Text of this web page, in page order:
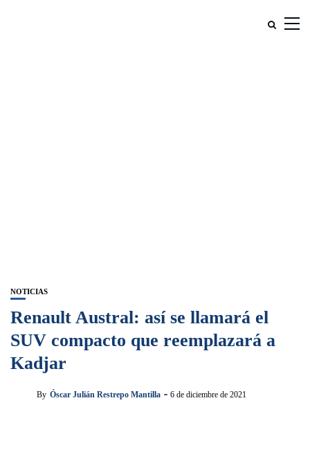
NOTICIAS
Renault Austral: así se llamará el
SUV compacto que reemplazará a
Kadjar
By Óscar Julián Restrepo Mantilla 6 de diciembre de 2021